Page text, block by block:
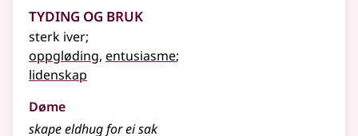
Tyding og bruk
sterk iver;
oppgløding, entusiasme;
lidenskap
Døme
skape eldhug for ei sak